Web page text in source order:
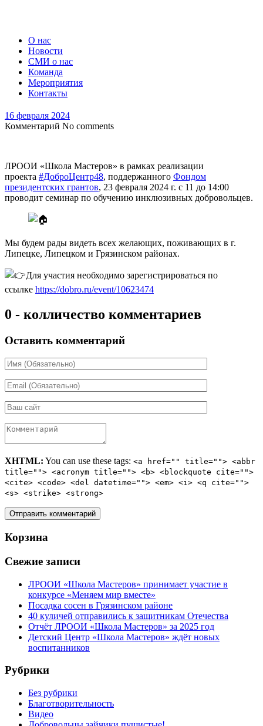
О нас
Новости
СМИ о нас
Команда
Мероприятия
Контакты
16 февраля 2024
Комментарий No comments
ЛРООИ «Школа Мастеров» в рамках реализации
проекта #ДоброЦентр48, поддержанного Фондом
президентских грантов, 23 февраля 2024 г. с 11 до 14:00
проводит семинар по обучению инклюзивных добровольцев.
Мы будем рады видеть всех желающих, поживающих в г.
Липецке, Липецком и Грязинском районах.
Для участия необходимо зарегистрироваться по
ссылке https://dobro.ru/event/10623474
0 - колличество комментариев
Оставить комментарий
XHTML: You can use these tags: <a href="" title=""> <abbr
title=""> <acronym title=""> <b> <blockquote cite="">
<cite> <code> <del datetime=""> <em> <i> <q cite="">
<s> <strike> <strong>
Корзина
Свежие записи
ЛРООИ «Школа Мастеров» принимает участие в
конкурсе «Меняем мир вместе»
Посадка сосен в Грязинском районе
40 куличей отправились к защитникам Отечества
Отчёт ЛРООИ «Школа Мастеров» за 2025 год
Детский Центр «Школа Мастеров» ждёт новых
воспитанников
Рубрики
Без рубрики
Благотворительность
Видео